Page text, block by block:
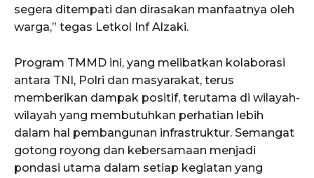
segera ditempati dan dirasakan manfaatnya oleh
warga,” tegas Letkol Inf Alzaki.
Program TMMD ini, yang melibatkan kolaborasi
antara TNI, Polri dan masyarakat, terus
memberikan dampak positif, terutama di wilayah-
wilayah yang membutuhkan perhatian lebih
dalam hal pembangunan infrastruktur. Semangat
gotong royong dan kebersamaan menjadi
pondasi utama dalam setiap kegiatan yang